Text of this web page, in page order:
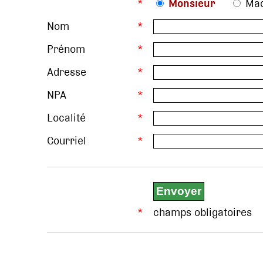
Nom
*
Prénom
*
Adresse
*
NPA
*
Localité
*
Courriel
*
* champs obligatoires